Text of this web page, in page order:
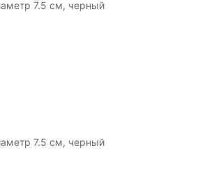
7.5 см, черный
7.5 см, черный